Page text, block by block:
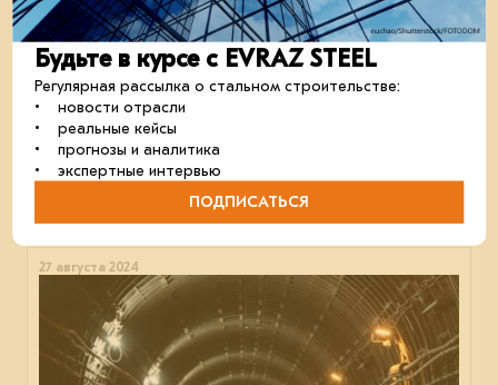
Можайские остановки
Под Можайском производят современные
остановочные комплексы.
строительство металлоконструкции кейсы
27 августа 2024
Будьте в курсе с EVRAZ STEEL
Регулярная рассылка о стальном строительстве:
• новости отрасли
• реальные кейсы
• прогнозы и аналитика
• экспертные интервью
ПОДПИСАТЬСЯ